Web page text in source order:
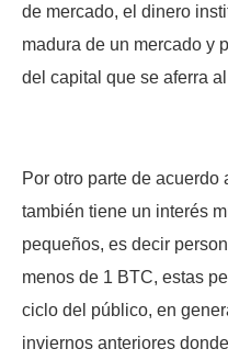
de mercado, el dinero
madura de un mercado y
del capital que se aferra
Por otro parte de
también tiene un interés
pequeños, es decir
menos de 1 BTC, estas
ciclo del público, en
inviernos anteriores